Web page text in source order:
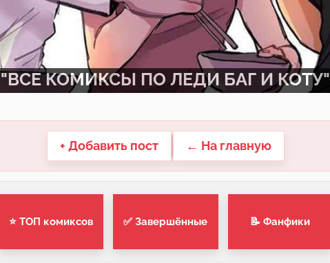
"ВСЕ КОМИКСЫ ПО ЛЕДИ БАГ И КОТУ"
+ Добавить пост ← На главную
⭐ ТОП комиксов ✅ Завершённые 📝 Фанфики